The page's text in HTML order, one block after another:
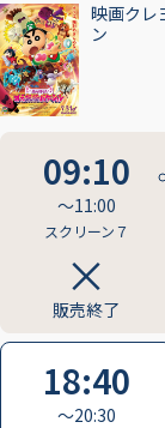
映画クレ
ン
09:10
〜11:00
スクリーン７
販売終了
18:40
〜20:30